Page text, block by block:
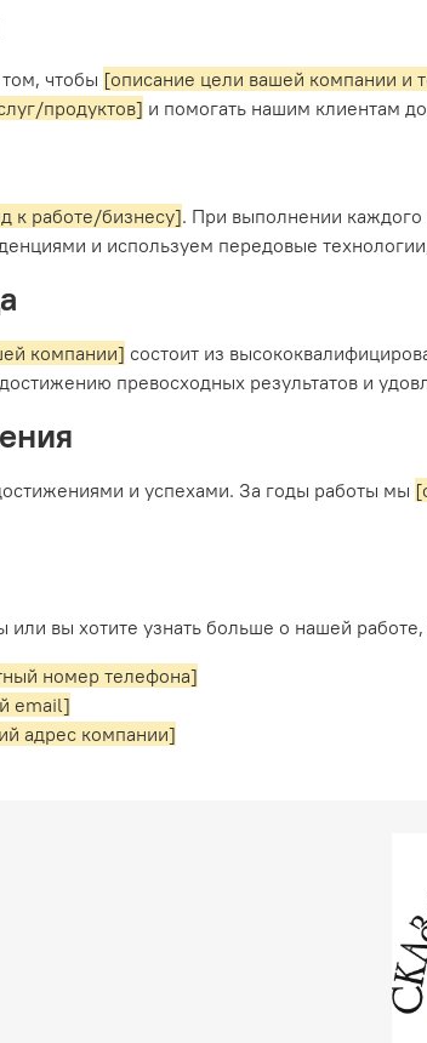
чтобы [описание цели вашей компании и
продуктов] и помогать нашим клиентам
к работе/бизнесу]. При выполнении
и используем передовые
компании] состоит из
превосходных результатов и
и успехами. За годы работы мы
или вы хотите узнать больше о нашей
номер телефона]
email]
адрес компании]